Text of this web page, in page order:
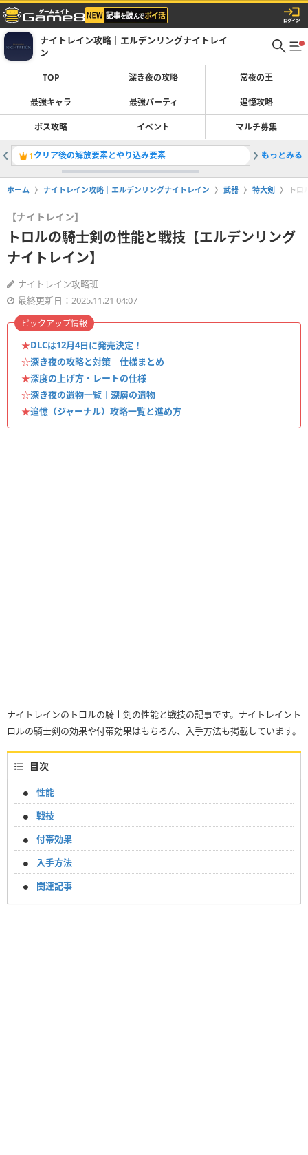
ナイトレイン攻略｜エルデンリングナイトレイ
ン
TOP 深き夜の攻略 常夜の王
最強キャラ 最強パーティ 追憶攻略
ボス攻略 イベント マルチ募集
1クリア後の解放要素とやり込み要素 2遺物ガ
もっとみる
ホーム ナイトレイン攻略｜エルデンリングナイトレイン 武器 特大剣 トロ
【ナイトレイン】
トロルの騎士剣の性能と戦技【エルデンリング
ナイトレイン】
ナイトレイン攻略班
最終更新日：2025.11.21 04:07
★DLCは12月4日に発売決定！
☆深き夜の攻略と対策｜仕様まとめ
★深度の上げ方・レートの仕様
☆深き夜の遺物一覧｜深層の遺物
★追憶（ジャーナル）攻略一覧と進め方
ピックアップ情報
ナイトレインのトロルの騎士剣の性能と戦技の記事です。ナイトレイント
ロルの騎士剣の効果や付帯効果はもちろん、入手方法も掲載しています。
目次
性能
戦技
付帯効果
入手方法
関連記事